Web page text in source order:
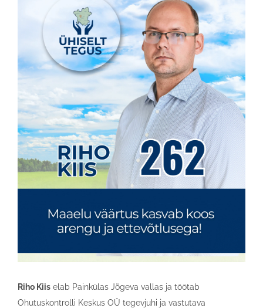
Privaatsusreeglid
Reklaam
Riho Kiiselab Painkülas Jõgeva vallas ja töötab
Ohutuskontrolli Keskus OÜ tegevjuhi ja vastutava